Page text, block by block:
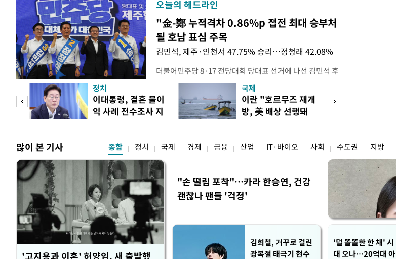
오늘의 헤드라인
"金-鄭 누적격차 0.86%p 접전 최대 승부처
될 호남 표심 주목
김민석, 제주·인천서 47.75% 승리…정청래 42.08%
더불어민주당 8·17 전당대회 당대표 선거에 나선 김민석 후
보가 8일 제주·인천 지역 순회경선에서 '누적 1위'를 탈환했
다. 앞서 정청래 후보 우세 지역으로 점쳐졌던 충청권과 부산
·울산·경남 경선에서 1승 1패를 주고 받은 김 후보는 이날
제주·인천 경선에서 이기며 '2승 1패'로 앞서가게 됐다. 다
정치
이대통령, 결혼 불이
익 사례 전수조사 지
국제
이란 "호르무즈 재개
방, 美 배상 선행돼
많이 본 기사 종합 정치 국제 경제 금융 산업 IT·바이오 사회 수도권 지방
'고지용과 이혼' 허양임, 새 출발했
"손 떨림 포착"…카라 한승연, 건강
괜찮나 팬들 '걱정'
김희철, 거꾸로 걸린
광복절 태극기 현수
'덜 똘똘한 한 채' 시
대 오나…20억대 아